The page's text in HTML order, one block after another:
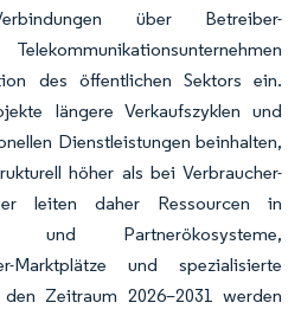
über Betreiber-
des öffentlichen Sektors ein.
längere Verkaufszyklen und
Dienstleistungen beinhalten,
höher als bei Verbraucher-
leiten daher Ressourcen in
und Partnerökosysteme,
Marktplätze und spezialisierte
Zeitraum 2026–2031 werden